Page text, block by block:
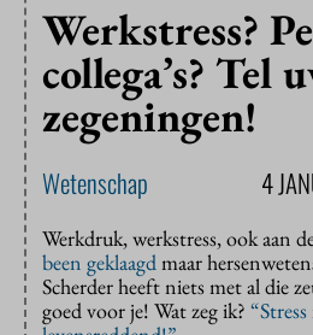
Werkstress?
collega’s? Tel
zegeningen!
Wetenschap 4
Werkdruk, werkstress, ook aan
been geklaagdmaar
Scherder heeft niets met al die
goed voor je! Wat zeg ik?